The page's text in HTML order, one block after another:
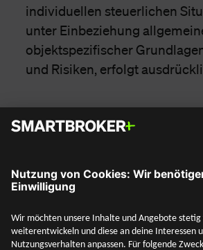
individuellen steuerlichen
unter Einbeziehung
objektspezifischer
und Risiken, erfolgt